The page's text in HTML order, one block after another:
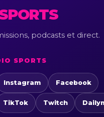
podcasts et direct.
SPORTS
Instagram Facebook
TikTok Twitch